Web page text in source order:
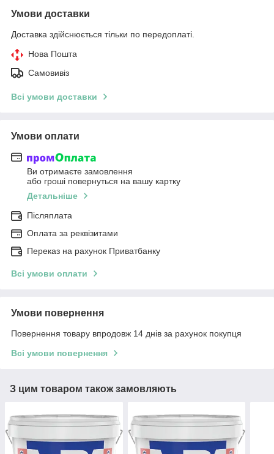
Умови доставки
Доставка здійснюється тільки по передоплаті.
Нова Пошта
Самовивіз
Всі умови доставки
Умови оплати
Ви отримаєте замовлення
або гроші повернуться на вашу картку
Детальніше
Післяплата
Оплата за реквізитами
Переказ на рахунок Приватбанку
Всі умови оплати
Умови повернення
Повернення товару впродовж 14 днів за рахунок покупця
Всі умови повернення
З цим товаром також замовляють